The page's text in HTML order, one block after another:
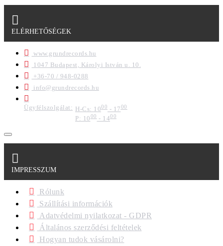
ELÉRHETŐSÉGEK
www.grundrecords.hu
1047 Budapest, Károlyi István u. 10.
+36-70 / 948-0288
info@grundrecords.hu
Ügyfélszolgálat: H-Cs: 1000 - 1700
P: 1000- 1400
IMPRESSZUM
Rólunk
Szállítási információk
Adatvédelmi nyilatkozat - GDPR
Általános szerződési feltételek
Hogyan tudok vásárolni?